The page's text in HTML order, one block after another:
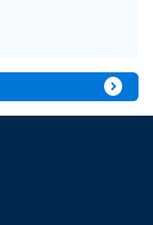
expand_circle_right